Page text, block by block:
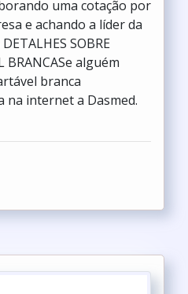
uma cotação por
e achando a líder da
SOBRE
BRANCASe alguém
branca
na internet a Dasmed.